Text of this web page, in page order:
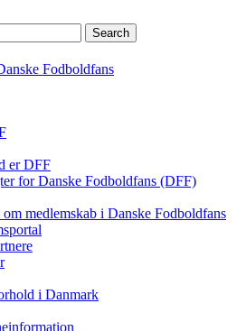
Search
er DFF
for Danske Fodboldfans (DFF)
medlemskab i Danske Fodboldfans
i Danmark